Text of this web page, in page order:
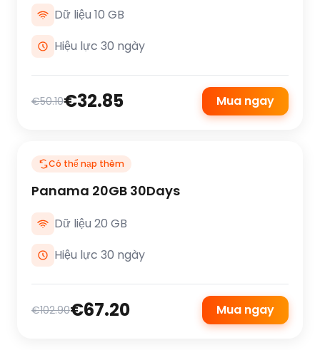
Dữ liệu 10 GB
Hiệu lực 30 ngày
€50.10€32.85 Mua ngay
Có thể nạp thêm
Panama 20GB 30Days
Dữ liệu 20 GB
Hiệu lực 30 ngày
€102.90€67.20 Mua ngay